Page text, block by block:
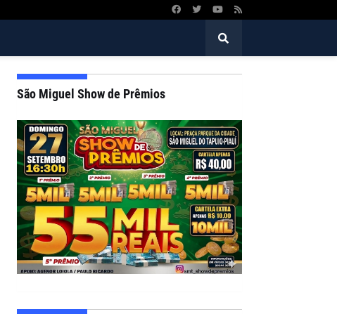
São Miguel Show de Prêmios